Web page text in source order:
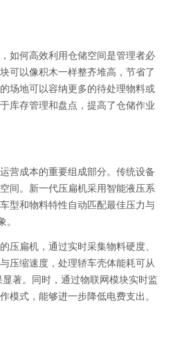
如何高效利用仓储空间是管理者必
可以像积木一样整齐堆高，节省了
场地可以容纳更多的待处理物料或
库存管理和盘点，提高了仓储作业
营成本的重要组成部分。传统设备
间。新一代压扁机采用智能液压系
型和物料特性自动匹配最佳压力与
压扁机，通过实时采集物料硬度、
压缩速度，处理轿车壳体能耗可从
著。同时，通过物联网模块实时监
模式，能够进一步降低电费支出。